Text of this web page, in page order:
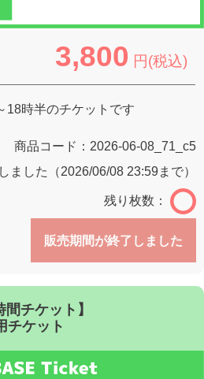
3,800 円(税込)
18時半のチケットです
商品コード： 2026-06-08_71_c5
ました（2026/06/08 23:59まで）
残り枚数：
販売期間が終了しました
間チケット】
チケット